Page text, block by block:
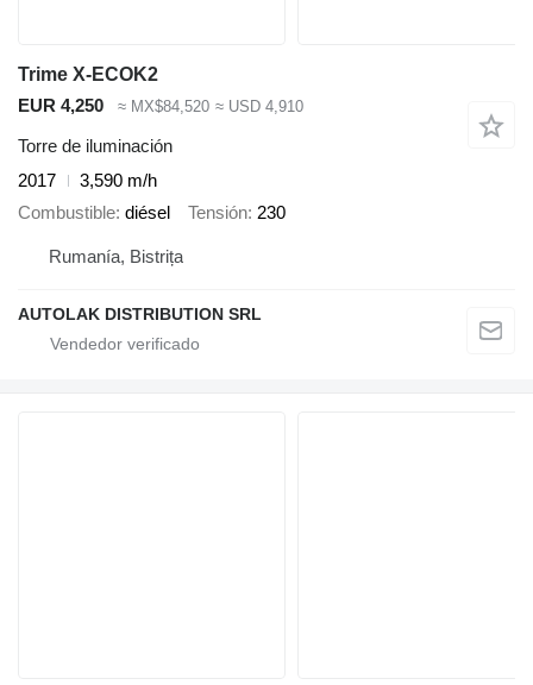
Trime X-ECOK2
EUR 4,250
≈ MX$84,520 ≈ USD 4,910
Torre de iluminación
2017
3,590 m/h
Combustible diésel Tensión 230
Rumanía, Bistrița
AUTOLAK DISTRIBUTION SRL